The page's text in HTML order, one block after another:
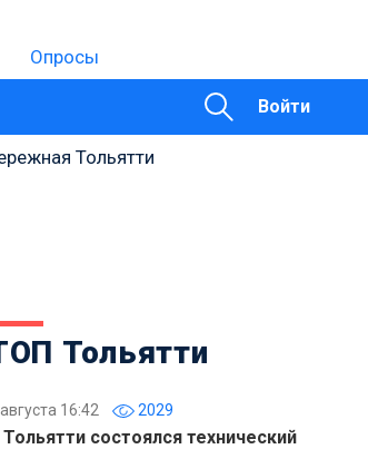
Опросы
Войти
Тольятти
Тольятти
16:42 2029
Тольятти состоялся технический